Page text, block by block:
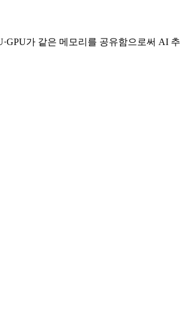
가 같은 메모리를 공유함으로써 AI 추